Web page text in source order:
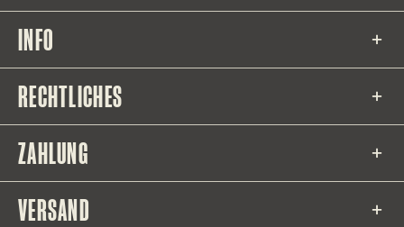
INFO
RECHTLICHES
ZAHLUNG
VERSAND